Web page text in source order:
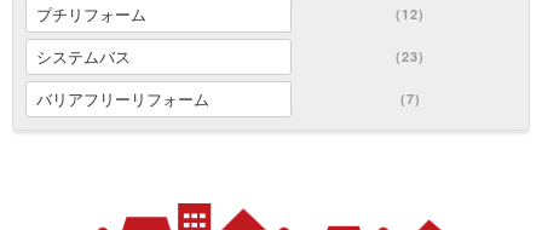
プチリフォーム (12)
システムバス (23)
バリアフリーリフォーム (7)